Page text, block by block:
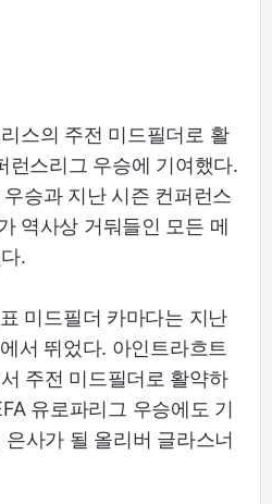
스의 주전 미드필더로 활
런스리그 우승에 기여했다.
승과 지난 시즌 컨퍼런스
역사상 거둬들인 모든 메
.
미드필더 카마다는 지난
서 뛰었다. 아인트라흐트
주전 미드필더로 활약하
유로파리그 우승에도 기
사가 될 올리버 글라스너